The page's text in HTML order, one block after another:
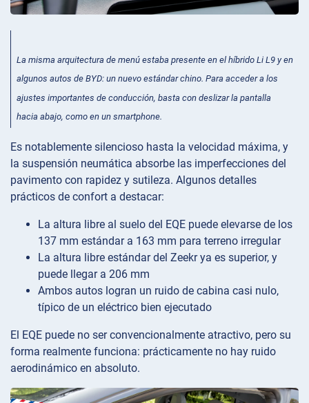
La misma arquitectura de menú estaba presente en el híbrido Li L9 y en
algunos autos de BYD: un nuevo estándar chino. Para acceder a los
ajustes importantes de conducción, basta con deslizar la pantalla
hacia abajo, como en un smartphone.
Es notablemente silencioso hasta la velocidad máxima, y
la suspensión neumática absorbe las imperfecciones del
pavimento con rapidez y sutileza. Algunos detalles
prácticos de confort a destacar:
La altura libre al suelo del EQE puede elevarse de los
137 mm estándar a 163 mm para terreno irregular
La altura libre estándar del Zeekr ya es superior, y
puede llegar a 206 mm
Ambos autos logran un ruido de cabina casi nulo,
típico de un eléctrico bien ejecutado
El EQE puede no ser convencionalmente atractivo, pero su
forma realmente funciona: prácticamente no hay ruido
aerodinámico en absoluto.